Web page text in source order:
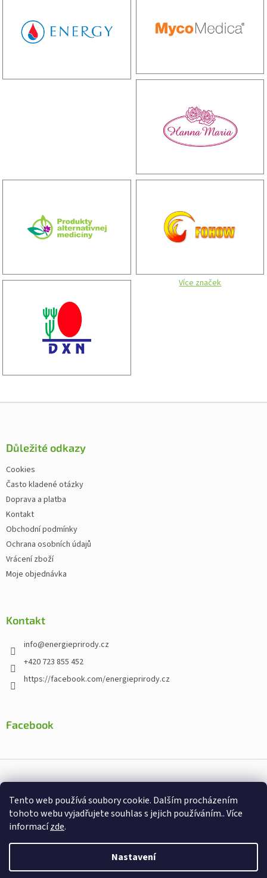
Tento web používá soubory cookie. Dalším procházením
tohoto webu vyjadřujete souhlas s jejich používáním.. Více
informacízde.
Nastavení
Více značek
Zápatí
Důležité odkazy
Cookies
Často kladené otázky
Doprava a platba
Kontakt
Obchodní podmínky
Ochrana osobních údajů
Vrácení zboží
Moje objednávka
Kontakt
info@energieprirody.cz
+420 723 855 452
https://facebook.com/energieprirody.cz
Facebook
Nakodoval:Štefan Mazáň
doplňky stravy. Všechna práva vyhrazena.